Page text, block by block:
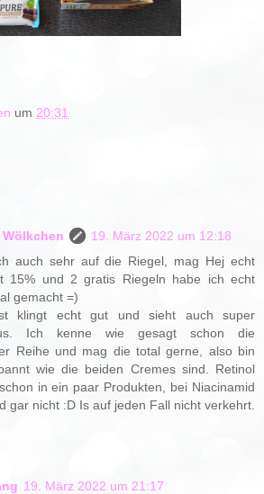
um 20:31
Wölkchen
19. März 2022 um 12:18
auch sehr auf die Riegel, mag Hej echt
15% und 2 gratis Riegeln habe ich echt
gemacht =)
klingt echt gut und sieht auch super
Ich kenne wie gesagt schon die
Reihe und mag die total gerne, also bin
wie die beiden Cremes sind. Retinol
in ein paar Produkten, bei Niacinamid
gar nicht :D Is auf jeden Fall nicht verkehrt.
19. März 2022 um 21:17